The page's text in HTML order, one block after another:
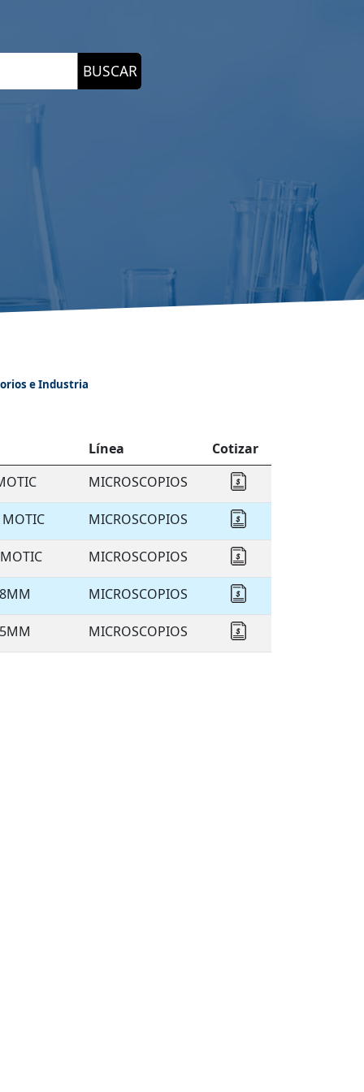
e Industria
Línea
Cotizar
MICROSCOPIOS
MOTIC MICROSCOPIOS
MICROSCOPIOS
MICROSCOPIOS
MICROSCOPIOS